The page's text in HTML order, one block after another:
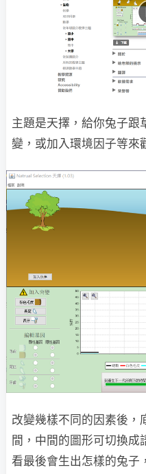
主題是天擇，給你兔子跟
變，或加入環境因子等來
改變幾樣不同的因素後，
間，中間的圖形可切換成
看最後會生出怎樣的兔子